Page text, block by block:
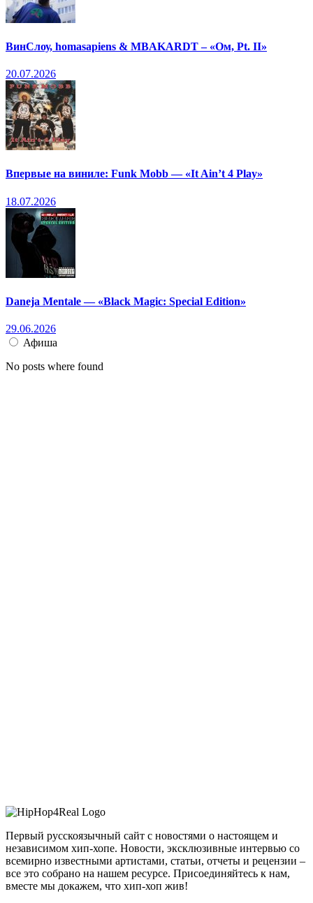
ВинСлоу, homasapiens & MBAKARDT – «Ом, Pt. II»
20.07.2026
Впервые на виниле: Funk Mobb — «It Ain’t 4 Play»
18.07.2026
Daneja Mentale — «Black Magic: Special Edition»
29.06.2026
Афиша
No posts where found
Первый русскоязычный сайт с новостями о настоящем и
независимом хип-хопе. Новости, эксклюзивные интервью со
всемирно известными артистами, статьи, отчеты и рецензии –
все это собрано на нашем ресурсе. Присоединяйтесь к нам,
вместе мы докажем, что хип-хоп жив!